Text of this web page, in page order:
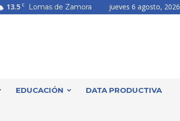
13.5 C Lomas de Zamora jueves 6 agosto, 2026
EDUCACIÓN DATA PRODUCTIVA